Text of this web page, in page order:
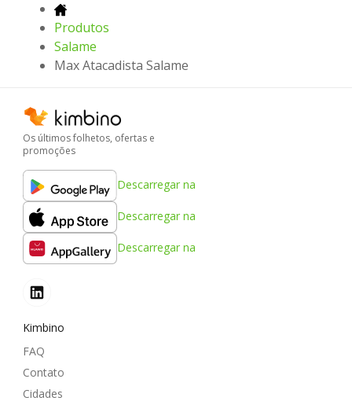
Produtos
Salame
Max Atacadista Salame
Os últimos folhetos, ofertas e
promoções
Descarregar na
Descarregar na
Descarregar na
Kimbino
FAQ
Contato
Cidades